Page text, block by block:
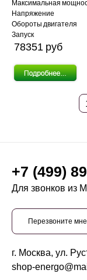
Максимальная
Напряжение
Обороты двигателя
Запуск
78351 pуб
+7 (499)
Для звонков из
Перезвоните мне
г. Москва, ул.
shop-